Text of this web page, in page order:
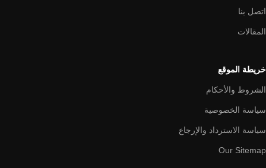
اتصل بنا
المقالات
خريطة الموقع
الشروط والأحكام
سياسة الخصوصية
سياسة الاسترداد والإرجاع
Our Sitemap